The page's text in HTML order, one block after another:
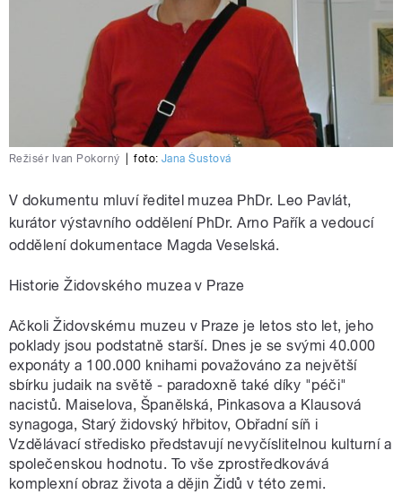
Režisér Ivan Pokorný foto: Jana Šustová
V dokumentu mluví ředitel muzea PhDr. Leo Pavlát,
kurátor výstavního oddělení PhDr. Arno Pařík a vedoucí
oddělení dokumentace Magda Veselská.
Historie Židovského muzea v Praze
Ačkoli Židovskému muzeu v Praze je letos sto let, jeho
poklady jsou podstatně starší. Dnes je se svými 40.000
exponáty a 100.000 knihami považováno za největší
sbírku judaik na světě - paradoxně také díky "péči"
nacistů. Maiselova, Španělská, Pinkasova a Klausová
synagoga, Starý židovský hřbitov, Obřadní síň i
Vzdělávací středisko představují nevyčíslitelnou kulturní a
společenskou hodnotu. To vše zprostředkovává
komplexní obraz života a dějin Židů v této zemi.